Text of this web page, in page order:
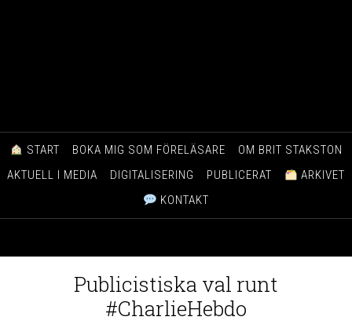
START BOKA MIG SOM FÖRELÄSARE
OM BRIT STAKSTON
AKTUELL I MEDIA
DIGITALISERING PUBLICERAT
ARKIVET
KONTAKT
Publicistiska val runt
#CharlieHebdo